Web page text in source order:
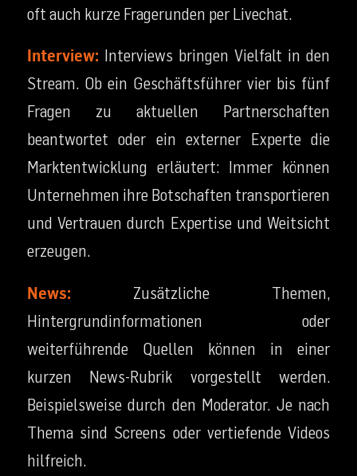
oft auch kurze Fragerunden per Livechat.
Interview: Interviews bringen Vielfalt in den
Stream. Ob ein Geschäftsführer vier bis fünf
Fragen zu aktuellen Partnerschaften
beantwortet oder ein externer Experte die
Marktentwicklung erläutert: Immer können
Unternehmen ihre Botschaften transportieren
und Vertrauen durch Expertise und Weitsicht
erzeugen.
News: Zusätzliche Themen,
Hintergrundinformationen oder
weiterführende Quellen können in einer
kurzen News-Rubrik vorgestellt werden.
Beispielsweise durch den Moderator. Je nach
Thema sind Screens oder vertiefende Videos
hilfreich.